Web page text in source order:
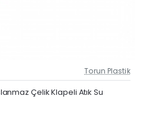
Güncel Fiyat
Torun Plastik
Çelik Klapeli Atık Su